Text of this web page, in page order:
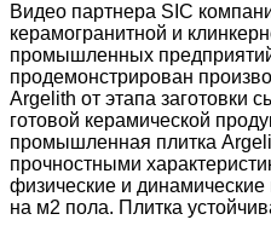
Видео партнера SIC
керамогранитной и
промышленных
продемонстрирован
Argelith от этапа заготовки
готовой керамической
промышленная плитка
прочностными
физические и динамические
на м2 пола. Плитка